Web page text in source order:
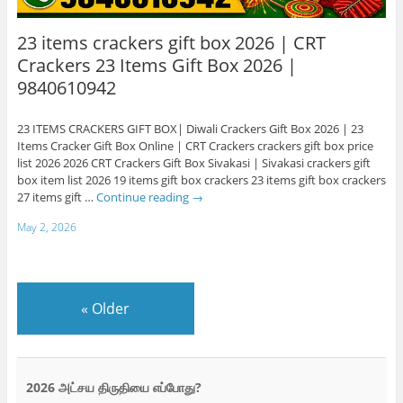
23 items crackers gift box 2026 | CRT
Crackers 23 Items Gift Box 2026 |
9840610942
23 ITEMS CRACKERS GIFT BOX| Diwali Crackers Gift Box 2026 | 23
Items Cracker Gift Box Online | CRT Crackers crackers gift box price
list 2026 2026 CRT Crackers Gift Box Sivakasi | Sivakasi crackers gift
box item list 2026 19 items gift box crackers 23 items gift box crackers
27 items gift … Continue reading →
May 2, 2026
« Older
2026 அட்சய திருதியை எப்போது?